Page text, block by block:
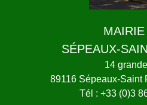
SÉPEAUX-
14
89116 Sépeaux-Saint
Tél : +33 (0)3